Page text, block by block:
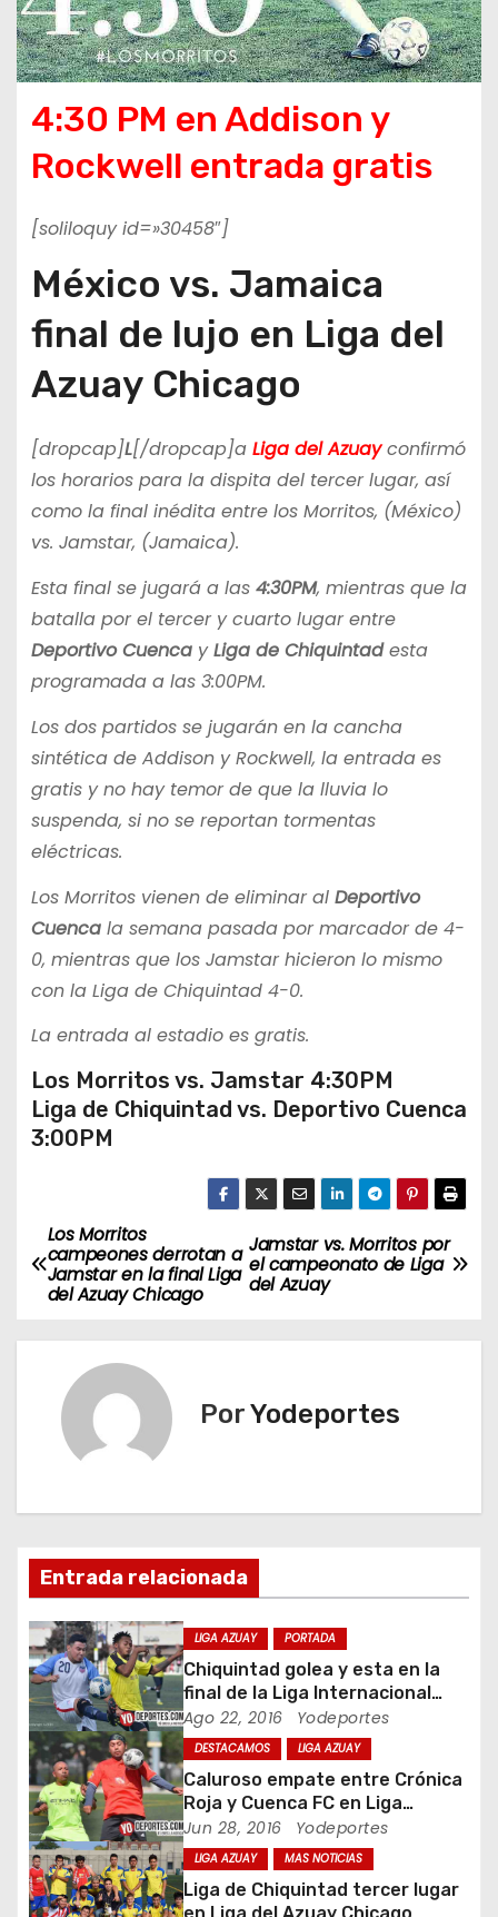
4:30 PM en Addison y
Rockwell entrada gratis
[soliloquy id=»30458″]
México vs. Jamaica
final de lujo en Liga del
Azuay Chicago
[dropcap]L[/dropcap]a Liga del Azuayconfirmó
los horarios para la dispita del tercer lugar, así
como la final inédita entre los Morritos, (México)
vs. Jamstar, (Jamaica).
Esta final se jugará a las 4:30PM, mientras que la
batalla por el tercer y cuarto lugar entre
Deportivo CuencayLiga de Chiquintadesta
programada a las 3:00PM.
Los dos partidos se jugarán en la cancha
sintética de Addison y Rockwell, la entrada es
gratis y no hay temor de que la lluvia lo
suspenda, si no se reportan tormentas
eléctricas.
Los Morritos vienen de eliminar al Deportivo
Cuencala semana pasada por marcador de 4-
0, mientras que los Jamstar hicieron lo mismo
con la Liga de Chiquintad 4-0.
La entrada al estadio es gratis.
Los Morritos vs. Jamstar 4:30PM
Liga de Chiquintad vs. Deportivo Cuenca
3:00PM
N
a
v
c
ó
n
d
e
e
n
t
Jamstar vs. Morritos por
el campeonato de Liga
del Azuay
Los Morritos
campeones derrotan a
Jamstar en la final Liga
del Azuay Chicago
PorYodeportes
Entrada relacionada
LIGA AZUAY PORTADA
Chiquintad golea y esta en la
final de la Liga Internacional
Azuay
Ago 22, 2016 Yodeportes
DESTACAMOS LIGA AZUAY
Caluroso empate entre Crónica
Roja y Cuenca FC en Liga
Internacional Azuay
Jun 28, 2016 Yodeportes
LIGA AZUAY MAS NOTICIAS
Liga de Chiquintad tercer lugar